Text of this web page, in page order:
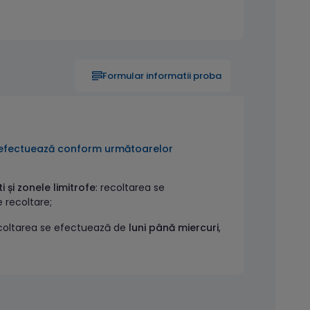
Formular informatii proba
efectuează conform următoarelor
și zonele limitrofe: recoltarea se
recoltare;
se efectuează de luni până miercuri,